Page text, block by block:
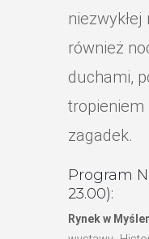
również
duchami,
zagadek.
Program
23.00):
Rynek w